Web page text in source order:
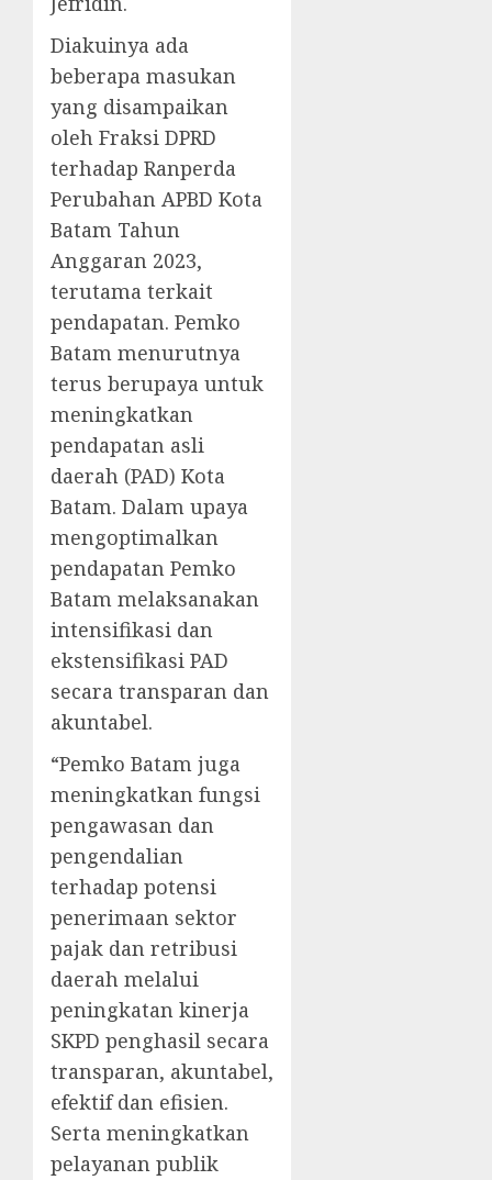
Diakuinya ada
beberapa masukan
yang disampaikan
oleh Fraksi DPRD
terhadap Ranperda
Perubahan APBD Kota
Batam Tahun
Anggaran 2023,
terutama terkait
pendapatan. Pemko
Batam menurutnya
terus berupaya untuk
meningkatkan
pendapatan asli
daerah (PAD) Kota
Batam. Dalam upaya
mengoptimalkan
pendapatan Pemko
Batam melaksanakan
intensifikasi dan
ekstensifikasi PAD
secara transparan dan
akuntabel.
“Pemko Batam juga
meningkatkan fungsi
pengawasan dan
pengendalian
terhadap potensi
penerimaan sektor
pajak dan retribusi
daerah melalui
peningkatan kinerja
SKPD penghasil secara
transparan, akuntabel,
efektif dan efisien.
Serta meningkatkan
pelayanan publik